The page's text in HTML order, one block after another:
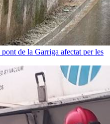
de la Garriga afectat per les